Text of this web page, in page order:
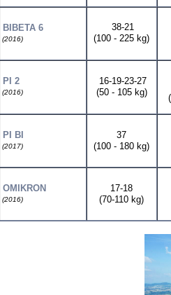
BIBETA 6
(2016)
38-21
(100 - 225 kg)
PI 2
(2016)
16-19-23-27
(50 - 105 kg)
PI BI
(2017)
37
(100 - 180 kg)
OMIKRON
(2016)
17-18
(70-110 kg)